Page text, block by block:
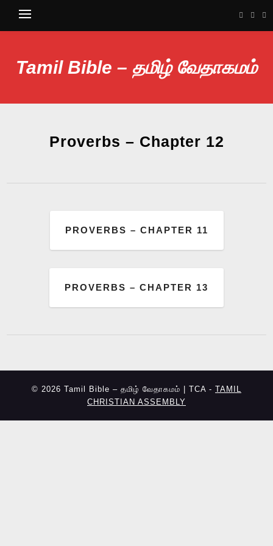
Tamil Bible – தமிழ் வேதாகமம்
Proverbs – Chapter 12
PROVERBS – CHAPTER 11
PROVERBS – CHAPTER 13
© 2026 Tamil Bible – தமிழ் வேதாகமம் | TCA - TAMIL
CHRISTIAN ASSEMBLY